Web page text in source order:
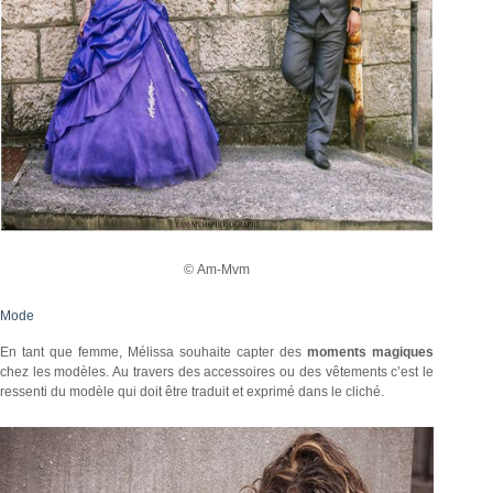
©Am-Mvm
Mode
En tant que femme, Mélissa souhaite capter desmoments magiques
chez les modèles. Au travers des accessoires ou des vêtements c’est le
ressenti du modèle qui doit être traduit et exprimé dans le cliché.